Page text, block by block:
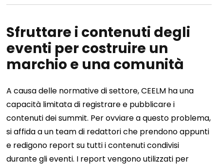
Sfruttare i contenuti degli
eventi per costruire un
marchio e una comunità
A causa delle normative di settore, CEELM ha una
capacità limitata di registrare e pubblicare i
contenuti dei summit. Per ovviare a questo problema,
si affida a un team di redattori che prendono appunti
e redigono report su tutti i contenuti condivisi
durante gli eventi. I report vengono utilizzati per